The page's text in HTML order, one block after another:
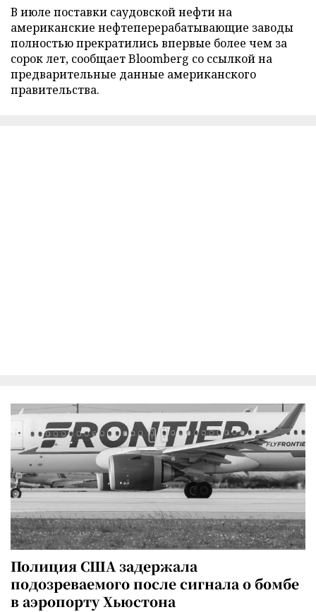
В июле поставки саудовской нефти на
американские нефтеперерабатывающие заводы
полностью прекратились впервые более чем за
сорок лет, сообщает Bloomberg со ссылкой на
предварительные данные американского
правительства.
Полиция США задержала
подозреваемого после сигнала о бомбе
в аэропорту Хьюстона